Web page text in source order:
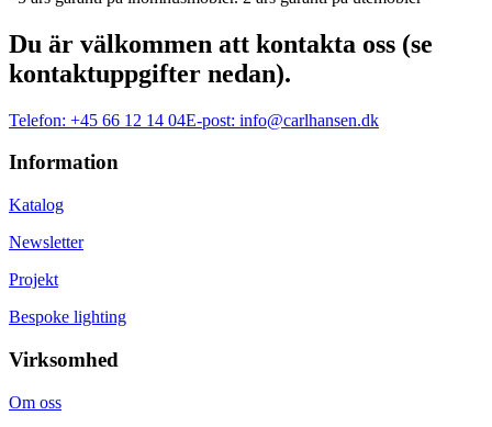
Du är välkommen att kontakta oss (se
kontaktuppgifter nedan).
Telefon: +45 66 12 14 04E-post: info@carlhansen.dk
Information
Katalog
Newsletter
Projekt
Bespoke lighting
Virksomhed
Om oss